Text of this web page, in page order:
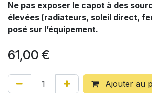
Ne pas exposer le capot à des
élevées (radiateurs, soleil direct,
posé sur l’équipement.
61,00 €
Ajouter au